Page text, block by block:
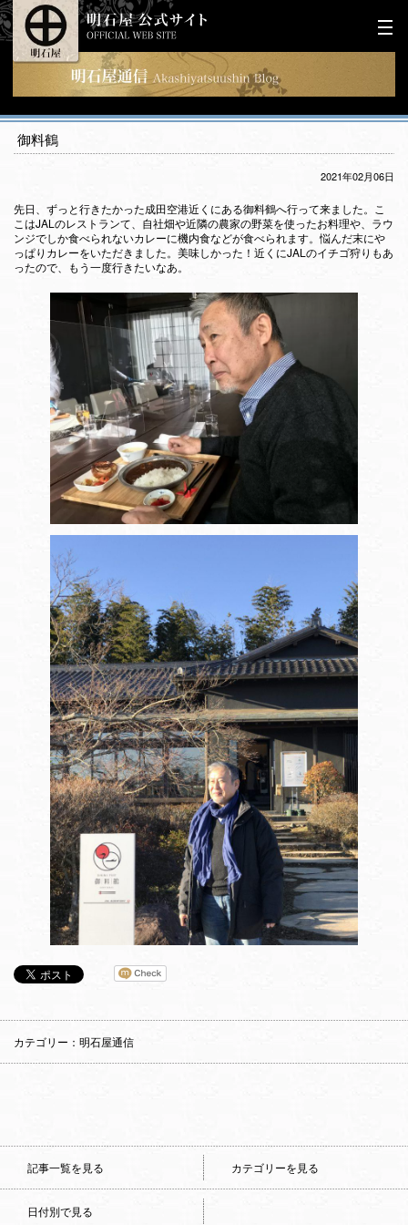
御料鶴
2021年02月06日
先日、ずっと行きたかった成田空港近くにある御料鶴へ行って来ました。こ
こはJALのレストランて、自社畑や近隣の農家の野菜を使ったお料理や、ラウ
ンジでしか食べられないカレーに機内食などが食べられます。悩んだ末にや
っぱりカレーをいただきました。美味しかった！近くにJALのイチゴ狩りもあ
ったので、もう一度行きたいなあ。
カテゴリー：明石屋通信
記事一覧を見る カテゴリーを見る
日付別で見る